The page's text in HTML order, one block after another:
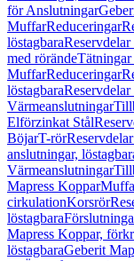
för Anslutningar
MuffarReduceringar
löstagbara
med rörände
MuffarReduceringar
löstagbara
Värmeanslutningar
Elförzinkat Stål
BöjarT-rör
anslutningar,
Värmeanslutningar
Mapress Koppar
cirkulationKorsrör
löstagbara
Mapress Koppar,
löstagbaraGeberit